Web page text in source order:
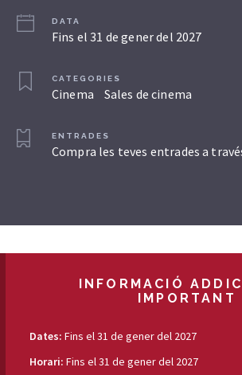
DATA
Fins el 31 de gener del 2027
CATEGORIES
Cinema Sales de cinema
ENTRADES
Compra les teves entrades a
INFORMACIÓ
IMPORTANT
Dates: Fins el 31 de gener del 2027
Horari: Fins el 31 de gener del 2027